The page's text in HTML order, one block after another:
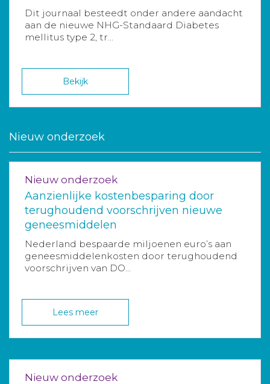
Dit journaal besteedt onder andere aandacht
aan de nieuwe NHG-Standaard Diabetes
mellitus type 2, tr...
Bekijk
Nieuw onderzoek
Nieuw onderzoek
Aanzienlijke kostenbesparing door
terughoudend voorschrijven nieuwe
geneesmiddelen
Nederland bespaarde miljoenen euro’s aan
geneesmiddelenkosten door terughoudend
voorschrijven van DO...
Lees meer
Nieuw onderzoek